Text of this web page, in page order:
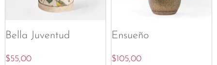
Bella Juventud
$55,00
Ensueño
$105,00